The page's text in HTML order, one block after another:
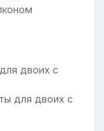
для двоих с